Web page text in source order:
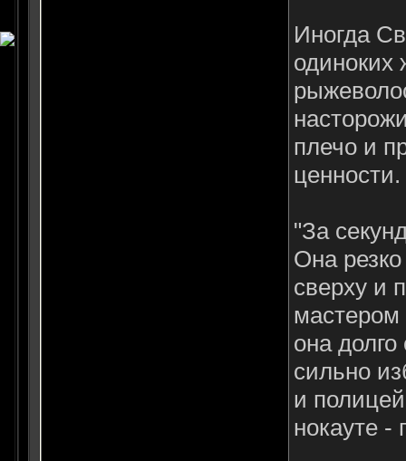
Иногда
плечо и
ценности.
"За
Она
сверху и
мастером
она
сильно
и
нокауте -